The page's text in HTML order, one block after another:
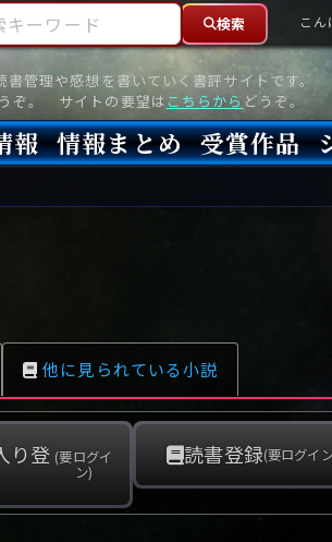
管理や感想を書いていく書評サイトです。
ぞ。 サイトの要望は こちらから どうぞ。
ワード
検索 こ
報 情報まとめ 受賞作品
他に見られている小説
り登 (要ログイ
ン)
読書登録(要ログイ